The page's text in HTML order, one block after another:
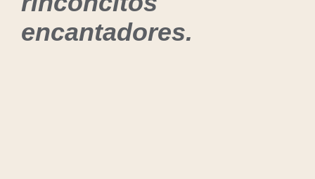
encantadores.